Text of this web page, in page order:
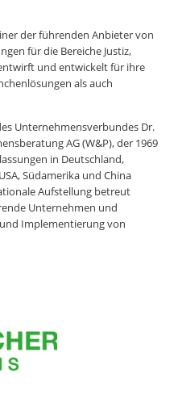
wir Sie regelmäßig über
LOUNGE.
der führenden Anbieter von
für die Bereiche Justiz,
und entwickelt für ihre
als auch
Unternehmensverbundes Dr.
AG (W&P), der 1969
in Deutschland,
Südamerika und China
Aufstellung betreut
Unternehmen und
Implementierung von